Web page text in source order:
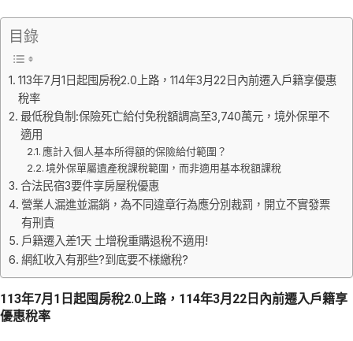
目錄
113年7月1日起囤房稅2.0上路，114年3月22日內前遷入戶籍享優惠
稅率
最低稅負制:保險死亡給付免稅額調高至3,740萬元，境外保單不
適用
應計入個人基本所得額的保險給付範圍？
境外保單屬遺產稅課稅範圍，而非適用基本稅額課稅
合法民宿3要件享房屋稅優惠
營業人漏進並漏銷，為不同違章行為應分別裁罰，開立不實發票
有刑責
戶籍遷入差1天 土增稅重購退稅不適用!
網紅收入有那些?到底要不樣繳稅?
113年7月1日起囤房稅2.0上路，114年3月22日內前遷入戶籍享
優惠稅率